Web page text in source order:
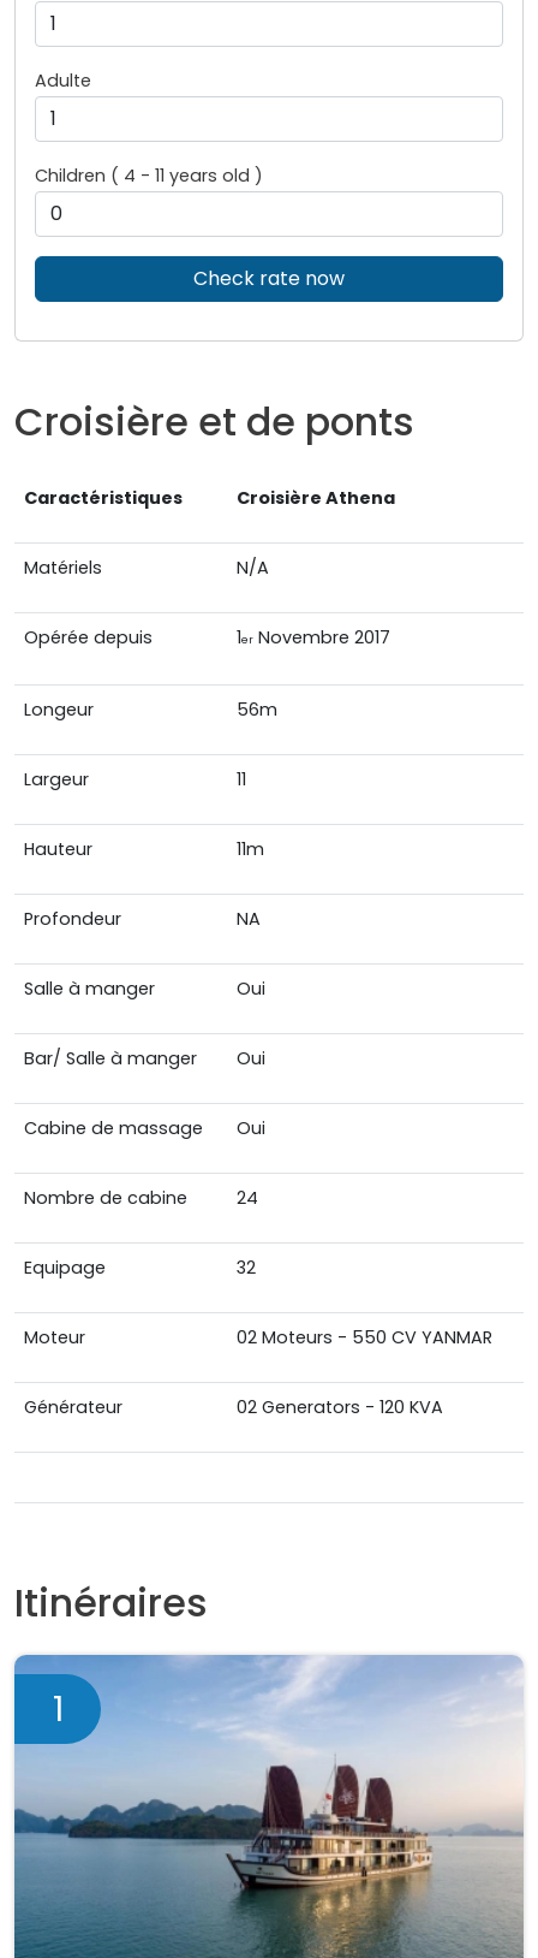
Adulte
Children ( 4 - 11 years old )
Check rate now
Croisière et de ponts
Caractéristiques Croisière Athena
Matériels N/A
Opérée depuis 1er Novembre 2017
Longeur 56m
Largeur 11
Hauteur 11m
Profondeur NA
Salle à manger Oui
Bar/ Salle à manger Oui
Cabine de massage Oui
Nombre de cabine 24
Equipage 32
Moteur 02 Moteurs - 550 CV YANMAR
Générateur 02 Generators - 120 KVA
Itinéraires
1